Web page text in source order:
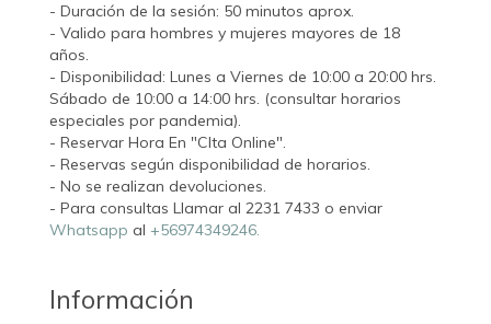
- Duración de la sesión: 50 minutos aprox.
- Valido para hombres y mujeres mayores de 18
años.
- Disponibilidad: Lunes a Viernes de 10:00 a 20:00 hrs.
Sábado de 10:00 a 14:00 hrs. (consultar horarios
especiales por pandemia).
- Reservar Hora En "CIta Online".
- Reservas según disponibilidad de horarios.
- No se realizan devoluciones.
- Para consultas Llamar al 2231 7433 o enviar
Whatsapp al +56974349246.
Información